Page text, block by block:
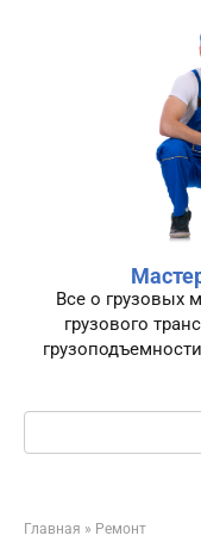
Все о грузовых
грузового
Поиск:
Главная » Ремонт